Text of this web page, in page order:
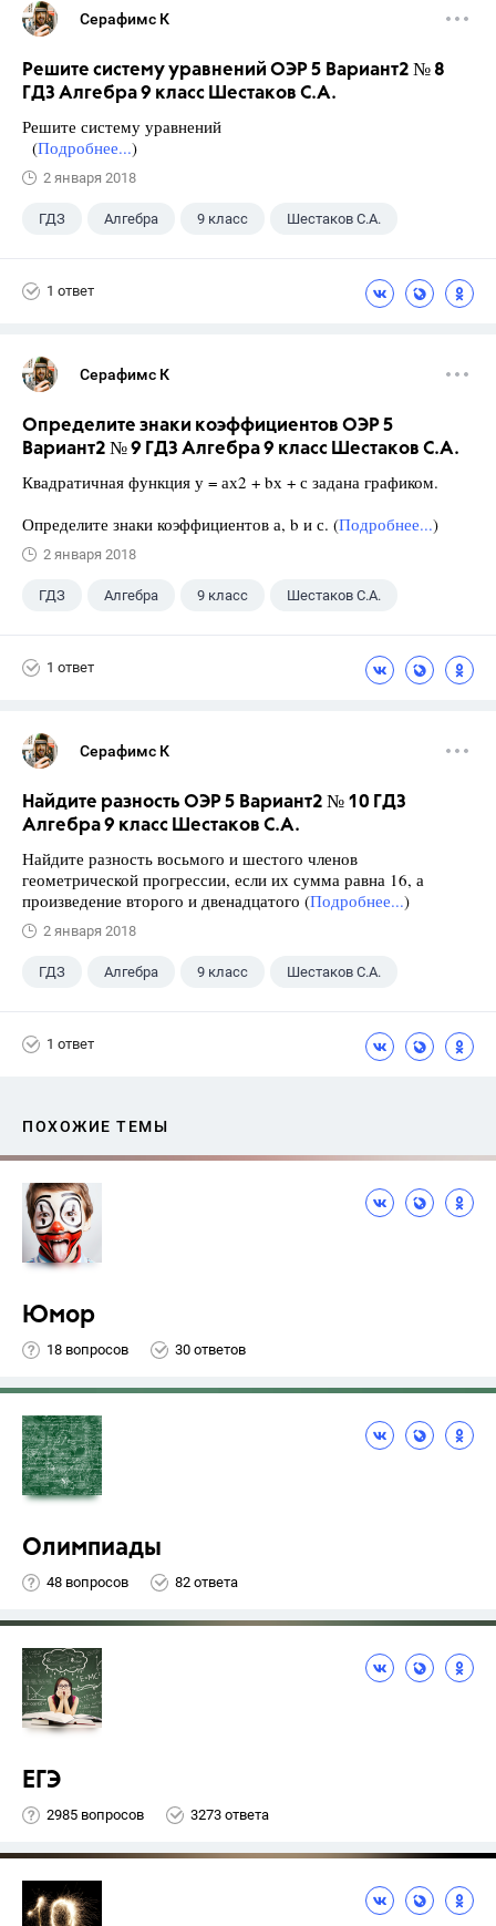
Серафимс К
Решите систему уравнений ОЭР 5 Вариант2 № 8
ГДЗ Алгебра 9 класс Шестаков С.А.
Решите систему уравнений
(Подробнее...)
2 января 2018
ГДЗ Алгебра 9 класс Шестаков С.А.
1 ответ
Серафимс К
Определите знаки коэффициентов ОЭР 5
Вариант2 № 9 ГДЗ Алгебра 9 класс Шестаков С.А.
Квадратичная функция у = ах2 + bх + с задана графиком.
Определите знаки коэффициентов а, b и с. (Подробнее...)
2 января 2018
ГДЗ Алгебра 9 класс Шестаков С.А.
1 ответ
Серафимс К
Найдите разность ОЭР 5 Вариант2 № 10 ГДЗ
Алгебра 9 класс Шестаков С.А.
Найдите разность восьмого и шестого членов
геометрической прогрессии, если их сумма равна 16, а
произведение второго и двенадцатого (Подробнее...)
2 января 2018
ГДЗ Алгебра 9 класс Шестаков С.А.
1 ответ
ПОХОЖИЕ ТЕМЫ
Юмор
18 вопросов 30 ответов
Олимпиады
48 вопросов 82 ответа
ЕГЭ
2985 вопросов 3273 ответа